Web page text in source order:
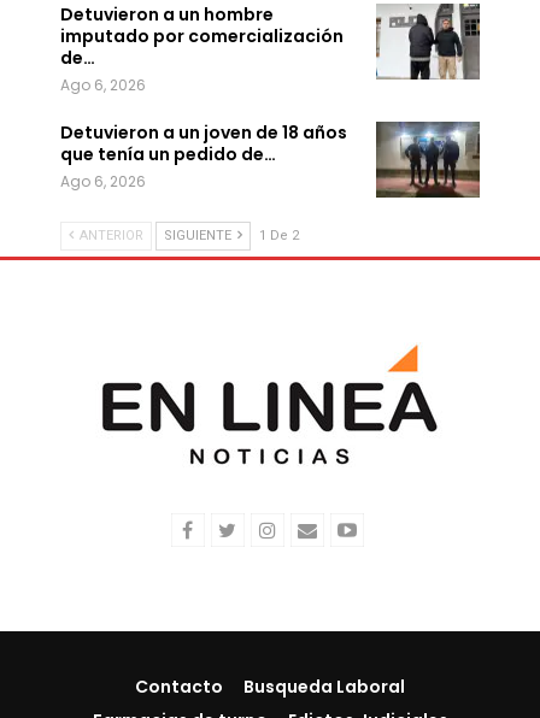
Detuvieron a un hombre
imputado por comercialización
de…
Ago 6, 2026
Detuvieron a un joven de 18 años
que tenía un pedido de…
Ago 6, 2026
ANTERIOR SIGUIENTE 1 De 2
Contacto
Busqueda Laboral